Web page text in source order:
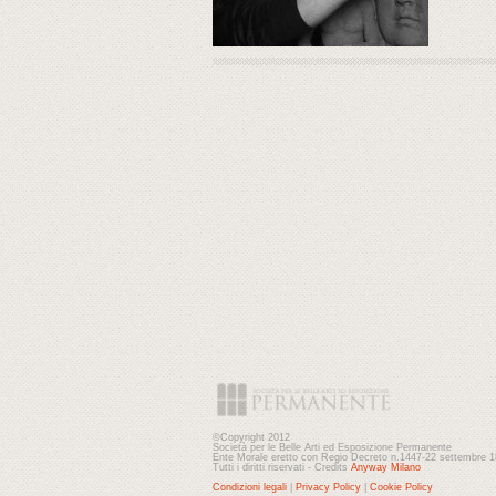
©Copyright 2012
Società per le Belle Arti ed Esposizione Permanente
Ente Morale eretto con Regio Decreto n.1447-22 settembre
Tutti i diritti riservati - Credits Anyway Milano
Condizioni legali
Privacy Policy Cookie Policy